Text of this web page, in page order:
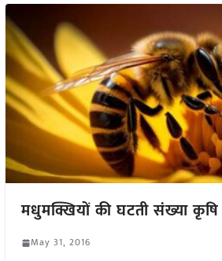
मधुमक्खियों की घटती संख्या
May 31, 2016